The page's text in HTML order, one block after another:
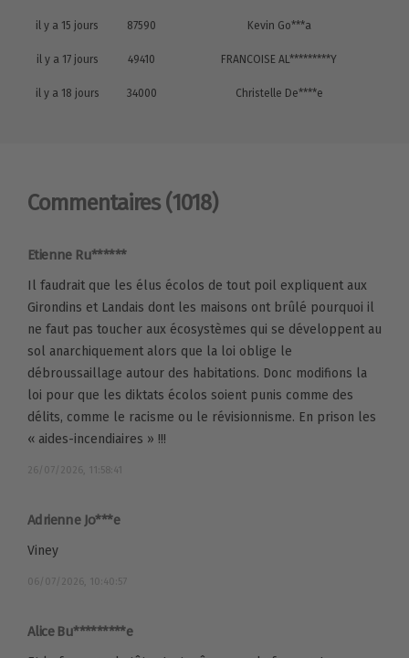
il y a 15 jours 87590 Kevin Go***a
il y a 17 jours 49410 FRANCOISE AL*********Y
il y a 18 jours 34000 Christelle De****e
Commentaires (1018)
Etienne Ru******
Il faudrait que les élus écolos de tout poil expliquent aux
Girondins et Landais dont les maisons ont brûlé pourquoi il
ne faut pas toucher aux écosystèmes qui se développent au
sol anarchiquement alors que la loi oblige le
débroussaillage autour des habitations. Donc modifions la
loi pour que les diktats écolos soient punis comme des
délits, comme le racisme ou le révisionnisme. En prison les
« aides-incendiaires » !!!
26/07/2026, 11:58:41
Adrienne Jo***e
Viney
06/07/2026, 10:40:57
Alice Bu*********e